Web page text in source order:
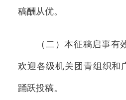
稿酬从优。
（二）本征稿启事有效
欢迎各级机关团青组织和
踊跃投稿。